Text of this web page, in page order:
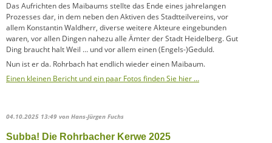
Das Aufrichten des Maibaums stellte das Ende eines jahrelangen
Prozesses dar, in dem neben den Aktiven des Stadtteilvereins, vor
allem Konstantin Waldherr, diverse weitere Akteure eingebunden
waren, vor allen Dingen nahezu alle Ämter der Stadt Heidelberg. Gut
Ding braucht halt Weil … und vor allem einen (Engels-)Geduld.
Nun ist er da. Rohrbach hat endlich wieder einen Maibaum.
Einen kleinen Bericht und ein paar Fotos finden Sie hier …
04.10.2025 13:49 von Hans-Jürgen Fuchs
Subba! Die Rohrbacher Kerwe 2025